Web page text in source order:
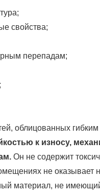
свойства;
перепадам;
облицованных гибким
к износу,
Он не содержит
не оказывает
материал, не